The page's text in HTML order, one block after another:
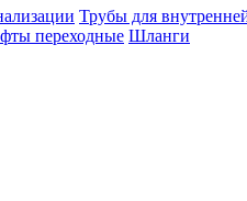
Трубы для
переходные Шланги